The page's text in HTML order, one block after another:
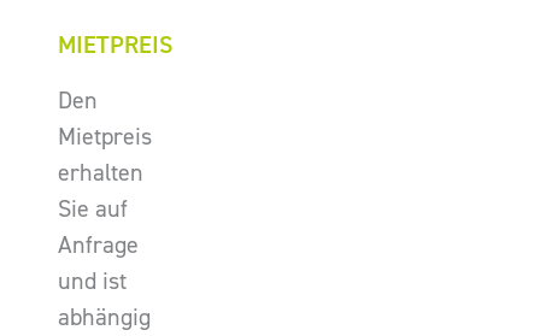
MIETPREIS
Den
Mietpreis
erhalten
Sie auf
Anfrage
und ist
abhängig